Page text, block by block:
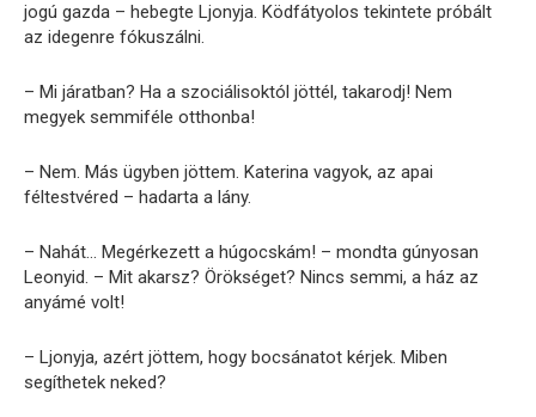
jogú gazda – hebegte Ljonyja. Ködfátyolos tekintete próbált
az idegenre fókuszálni.
– Mi járatban? Ha a szociálisoktól jöttél, takarodj! Nem
megyek semmiféle otthonba!
– Nem. Más ügyben jöttem. Katerina vagyok, az apai
féltestvéred – hadarta a lány.
– Nahát… Megérkezett a húgocskám! – mondta gúnyosan
Leonyid. – Mit akarsz? Örökséget? Nincs semmi, a ház az
anyámé volt!
– Ljonyja, azért jöttem, hogy bocsánatot kérjek. Miben
segíthetek neked?